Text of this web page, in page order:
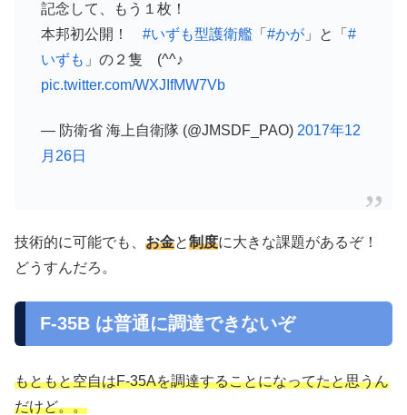
記念して、もう１枚！
本邦初公開！ #いずも型護衛艦「 #かが」と「 #
いずも 」の２隻 (^^♪
pic.twitter.com/WXJIfMW7Vb
— 防衛省 海上自衛隊 (@JMSDF_PAO) 2017年12
月26日
技術的に可能でも、 お金と制度に大きな課題があるぞ！
どうすんだろ。
F-35B は普通に調達できないぞ
もともと空自はF-35Aを調達することになってたと思うん
だけど。。